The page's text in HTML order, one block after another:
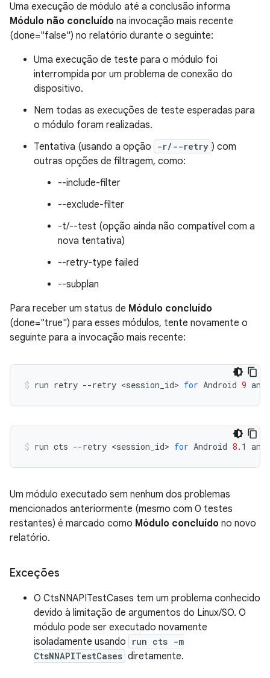
Uma execução de módulo até a conclusão informa
Módulo não concluído na invocação mais recente
(done="false") no relatório durante o seguinte:
Uma execução de teste para o módulo foi
interrompida por um problema de conexão do
dispositivo.
Nem todas as execuções de teste esperadas para
o módulo foram realizadas.
Tentativa (usando a opção
-r/--retry ) com
outras opções de filtragem, como:
--include-filter
--exclude-filter
-t/--test (opção ainda não compatível com a
nova tentativa)
--retry-type failed
--subplan
Para receber um status de Módulo concluído
(done="true") para esses módulos, tente novamente o
seguinte para a invocação mais recente:
run retry --retry <session_id> for Android 9 and
run cts --retry <session_id> for Android 8.1 and
Um módulo executado sem nenhum dos problemas
mencionados anteriormente (mesmo com 0 testes
restantes) é marcado como Módulo concluído no novo
relatório.
Exceções
O CtsNNAPITestCases tem um problema conhecido
devido à limitação de argumentos do Linux/SO. O
módulo pode ser executado novamente
isoladamente usando
run cts -m
CtsNNAPITestCases diretamente.